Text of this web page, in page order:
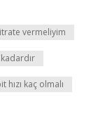
vermeliyim
hızı kaç olmalı